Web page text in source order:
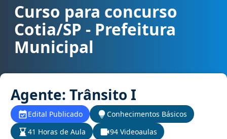
Curso para concurso Cotia/SP - Prefeitura Municipal cargo
Curso para concurso
Cotia/SP - Prefeitura
Municipal
Agente: Trânsito I
Edital Publicado
Conhecimentos Básicos
41 Horas de Aula
94 Videoaulas